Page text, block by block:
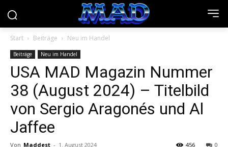
Start Beiträge Neu im Handel
Beiträge Neu im Handel
USA MAD Magazin Nummer
38 (August 2024) – Titelbild
von Sergio Aragonés und Al
Jaffee
Von Maddest - 1. August 2024 0
456